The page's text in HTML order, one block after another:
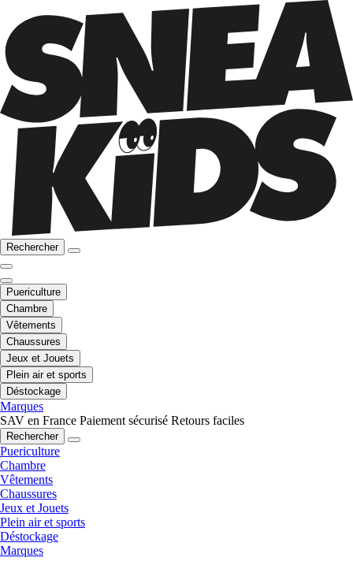
Rechercher
Puericulture
Chambre
Vêtements
Chaussures
Jeux et Jouets
Plein air et sports
Déstockage
Marques
SAV en France Paiement sécurisé Retours faciles
Rechercher
Puericulture
Chambre
Vêtements
Chaussures
Jeux et Jouets
Plein air et sports
Déstockage
Marques